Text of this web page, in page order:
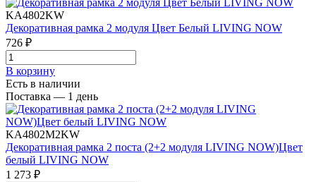
KA4802KW
Декоративная рамка 2 модуля Цвет Белый LIVING NOW
726 ₽
В корзинy
Есть в наличии
Поставка — 1 день
KA4802M2KW
Декоративная рамка 2 поста (2+2 модуля LIVING NOW)Цвет
белый LIVING NOW
1 273 ₽